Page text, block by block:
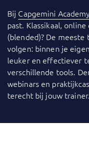
Bij Capgemini Academy
past. Klassikaal,
(blended)? De
volgen: binnen je
leuker en effectiever
verschillende tools.
webinars en
terecht bij jouw trainer.